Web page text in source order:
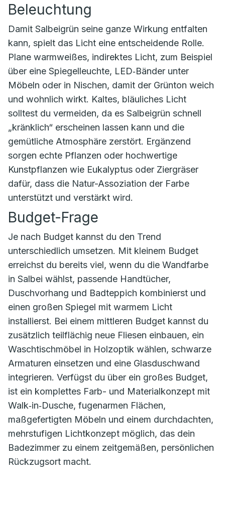
Beleuchtung
Damit Salbeigrün seine ganze Wirkung entfalten
kann, spielt das Licht eine entscheidende Rolle.
Plane warmweißes, indirektes Licht, zum Beispiel
über eine Spiegelleuchte, LED‑Bänder unter
Möbeln oder in Nischen, damit der Grünton weich
und wohnlich wirkt. Kaltes, bläuliches Licht
solltest du vermeiden, da es Salbeigrün schnell
„kränklich“ erscheinen lassen kann und die
gemütliche Atmosphäre zerstört. Ergänzend
sorgen echte Pflanzen oder hochwertige
Kunstpflanzen wie Eukalyptus oder Ziergräser
dafür, dass die Natur-Assoziation der Farbe
unterstützt und verstärkt wird.
Budget-Frage
Je nach Budget kannst du den Trend
unterschiedlich umsetzen. Mit kleinem Budget
erreichst du bereits viel, wenn du die Wandfarbe
in Salbei wählst, passende Handtücher,
Duschvorhang und Badteppich kombinierst und
einen großen Spiegel mit warmem Licht
installierst. Bei einem mittleren Budget kannst du
zusätzlich teilflächig neue Fliesen einbauen, ein
Waschtischmöbel in Holzoptik wählen, schwarze
Armaturen einsetzen und eine Glasduschwand
integrieren. Verfügst du über ein großes Budget,
ist ein komplettes Farb- und Materialkonzept mit
Walk‑in‑Dusche, fugenarmen Flächen,
maßgefertigten Möbeln und einem durchdachten,
mehrstufigen Lichtkonzept möglich, das dein
Badezimmer zu einem zeitgemäßen, persönlichen
Rückzugsort macht.